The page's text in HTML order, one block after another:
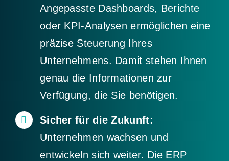
Angepasste Dashboards, Berichte
oder KPI-Analysen ermöglichen eine
präzise Steuerung Ihres
Unternehmens. Damit stehen Ihnen
genau die Informationen zur
Verfügung, die Sie benötigen.
Sicher für die Zukunft:
Unternehmen wachsen und
entwickeln sich weiter. Die ERP